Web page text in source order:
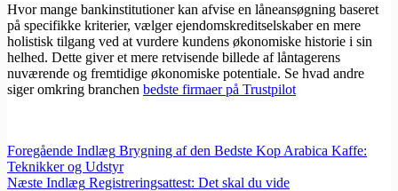
Hvor mange bankinstitutioner kan afvise en låneansøgning baseret
på specifikke kriterier, vælger ejendomskreditselskaber en mere
holistisk tilgang ved at vurdere kundens økonomiske historie i sin
helhed. Dette giver et mere retvisende billede af låntagerens
nuværende og fremtidige økonomiske potentiale. Se hvad andre
siger omkring branchen bedste firmaer på Trustpilot
Foregående Indlæg Brygning af den Bedste Kop Arabica Kaffe:
Teknikker og Udstyr
Næste Indlæg Registreringsattest: Det skal du vide